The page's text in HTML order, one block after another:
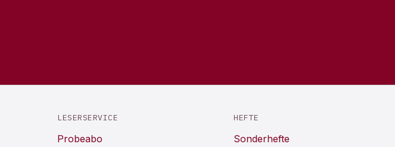
LESERSERVICE
Probeabo
HEFTE
Sonderhefte